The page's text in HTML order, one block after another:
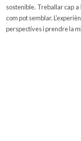
sostenible. Treballar cap
com pot semblar.
perspectives i prendre la